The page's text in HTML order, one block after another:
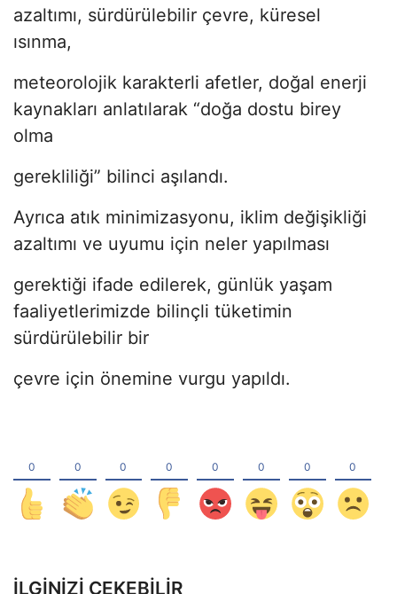
azaltımı, sürdürülebilir çevre, küresel
ısınma,
meteorolojik karakterli afetler, doğal enerji
kaynakları anlatılarak “doğa dostu birey
olma
gerekliliği” bilinci aşılandı.
Ayrıca atık minimizasyonu, iklim değişikliği
azaltımı ve uyumu için neler yapılması
gerektiği ifade edilerek, günlük yaşam
faaliyetlerimizde bilinçli tüketimin
sürdürülebilir bir
çevre için önemine vurgu yapıldı.
İLGINIZI ÇEKEBILIR